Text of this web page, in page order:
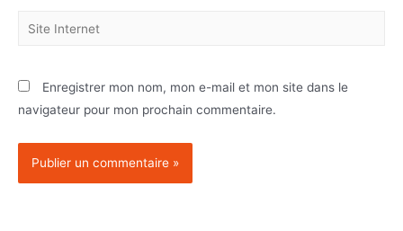
Enregistrer mon nom, mon e-mail et mon site dans le
navigateur pour mon prochain commentaire.